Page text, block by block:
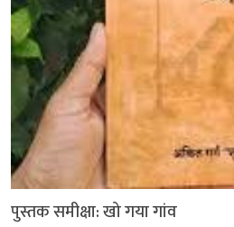
पुस्तक समीक्षा: खो गया गांव